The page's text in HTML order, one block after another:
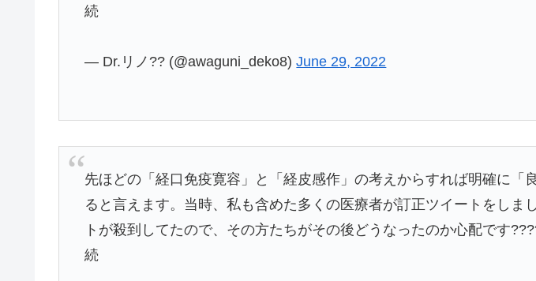
続
— Dr.リノ?? (@awaguni_deko8)June 29, 2022
先ほどの「経口免疫寛容」と「経皮感作」の考えからすれば明確に「
ると言えます。当時、私も含めた多くの医療者が訂正ツイートをしま
トが殺到してたので、その方たちがその後どうなったのか心配です
続